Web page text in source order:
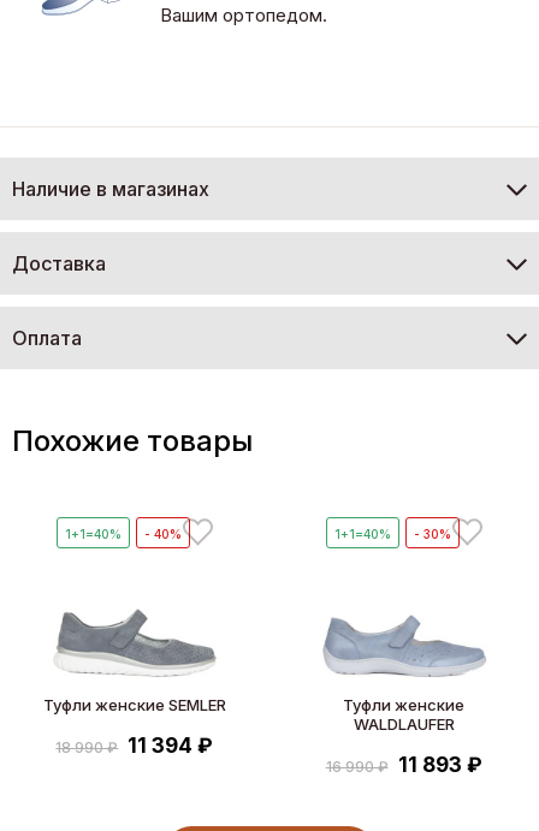
Вашим ортопедом.
Наличие в магазинах
Доставка
Оплата
Похожие товары
1+1=40% - 40%
Туфли женские SEMLER
18 990 ₽ 11 394 ₽
1+1=40% - 30%
Туфли женские
WALDLAUFER
16 990 ₽ 11 893 ₽